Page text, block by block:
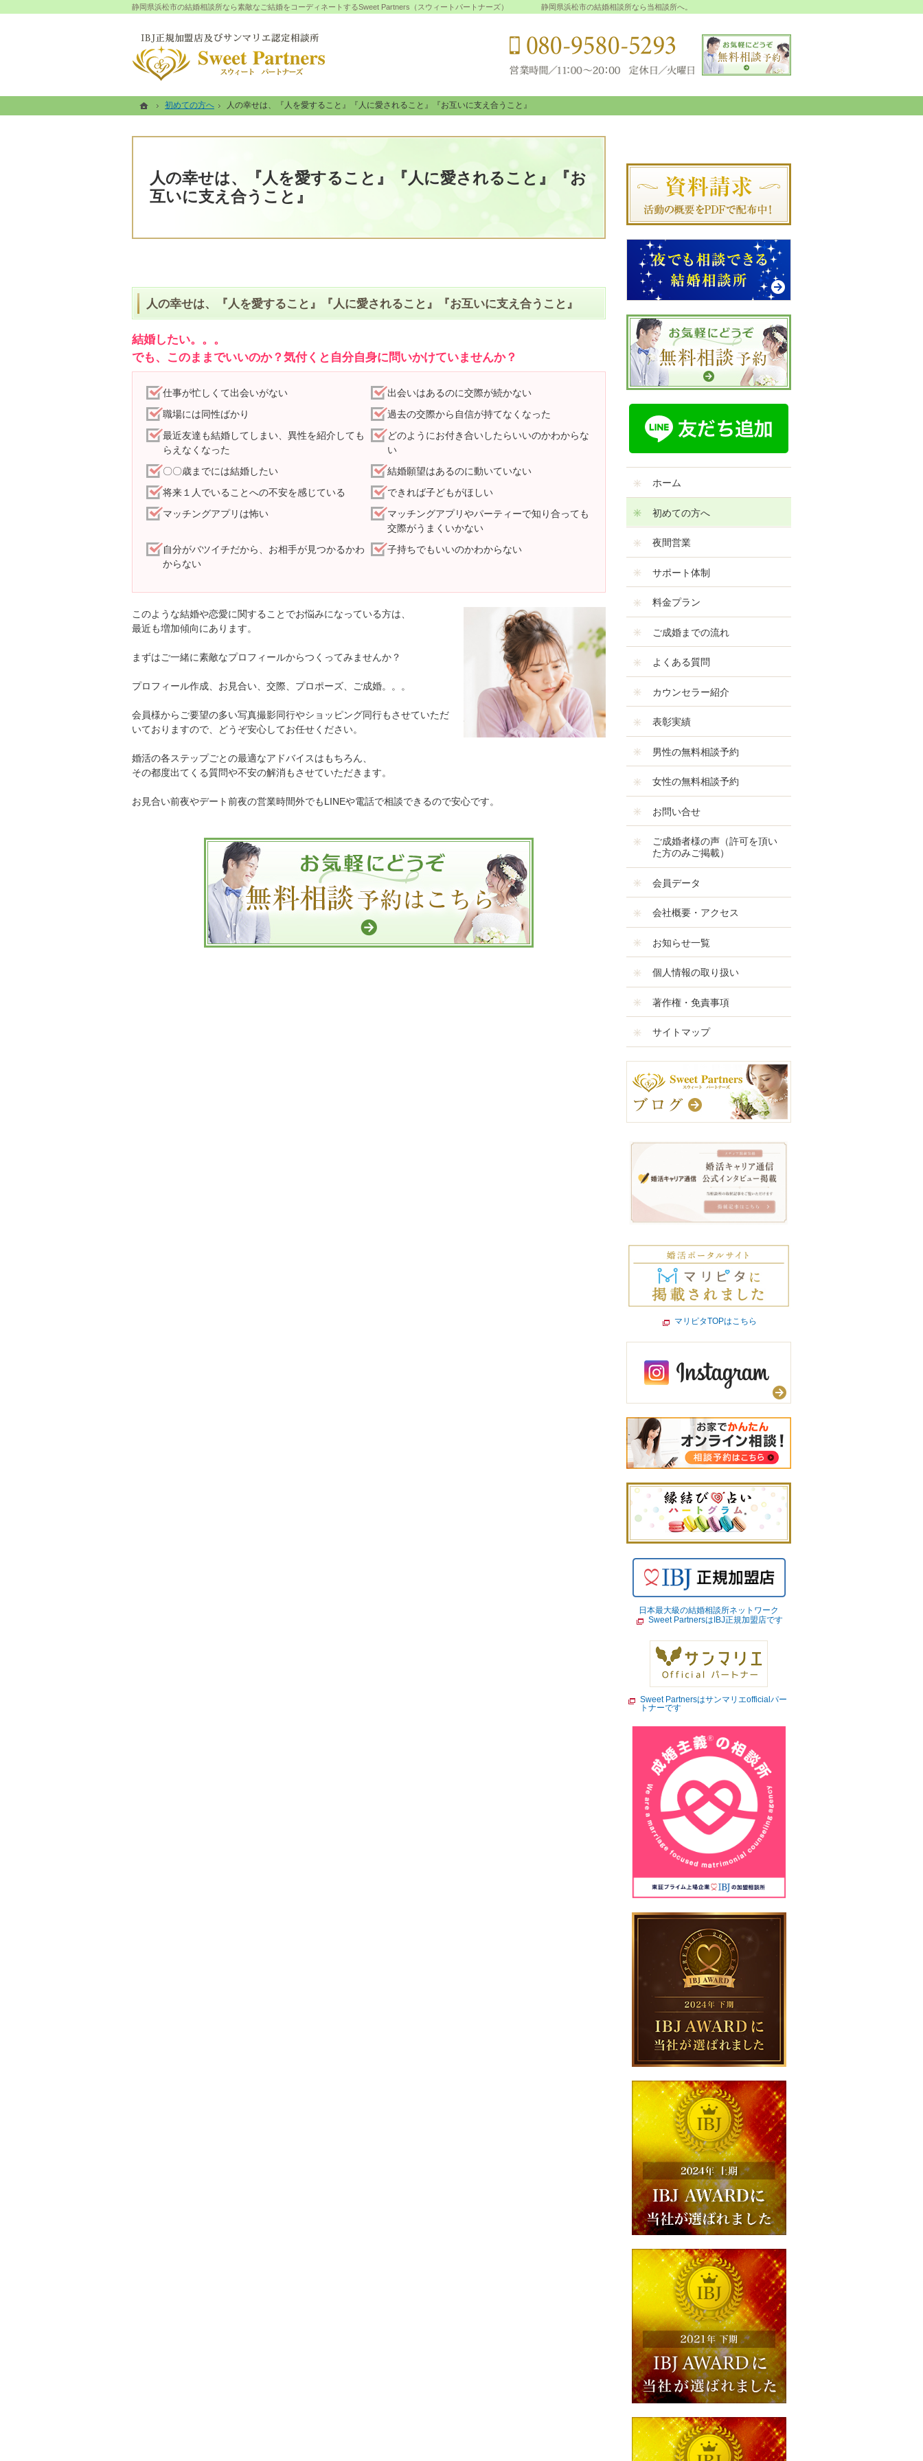
ホーム
初めての方へ 人の幸せは、『人を愛すること』『人に愛されること』『お互いに支え合うこと』
人の幸せは、『人を愛すること』『人に愛されること』『お
互いに支え合うこと』
静岡県浜松市の結婚相談所なら当相談所へ。
静岡県浜松市の結婚相談所なら素敵なご結婚をコーディネートするSweet Partners（スウィートパートナーズ）
人の幸せは、『人を愛すること』『人に愛されること』『お互いに支え合うこと』
結婚したい。。。
でも、このままでいいのか？気付くと自分自身に問いかけていませんか？
仕事が忙しくて出会いがない
出会いはあるのに交際が続かない
職場には同性ばかり
過去の交際から自信が持てなくなった
最近友達も結婚してしまい、異性を紹介しても
らえなくなった
どのようにお付き合いしたらいいのかわからな
い
〇〇歳までには結婚したい
結婚願望はあるのに動いていない
将来１人でいることへの不安を感じている
できれば子どもがほしい
マッチングアプリは怖い
マッチングアプリやパーティーで知り合っても
交際がうまくいかない
自分がバツイチだから、お相手が見つかるかわ
からない
子持ちでもいいのかわからない
このような結婚や恋愛に関することでお悩みになっている方は、
最近も増加傾向にあります。
まずはご一緒に素敵なプロフィールからつくってみませんか？
プロフィール作成、お見合い、交際、プロポーズ、ご成婚。。。
会員様からご要望の多い写真撮影同行やショッピング同行もさせていただ
いておりますので、どうぞ安心してお任せください。
婚活の各ステップごとの最適なアドバイスはもちろん、
その都度出てくる質問や不安の解消もさせていただきます。
お見合い前夜やデート前夜の営業時間外でもLINEや電話で相談できるので安心です。
ホーム
初めての方へ
夜間営業
サポート体制
料金プラン
ご成婚までの流れ
よくある質問
カウンセラー紹介
表彰実績
男性の無料相談予約
女性の無料相談予約
お問い合せ
ご成婚者様の声（許可を頂い
た方のみご掲載）
会員データ
会社概要・アクセス
お知らせ一覧
個人情報の取り扱い
著作権・免責事項
サイトマップ
マリピタTOPはこちら
日本最大級の結婚相談所ネットワーク
Sweet PartnersはIBJ正規加盟店です
Sweet Partnersはサンマリエofficialパー
トナーです
080-9580-5293
ホーム
初めての方へ 人の幸せは、『人を愛すること』『人に愛されること』『お互いに支え合うこと』